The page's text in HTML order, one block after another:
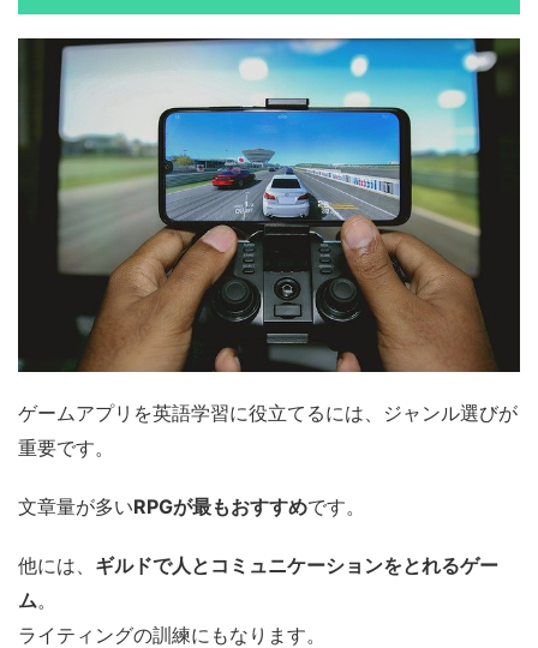
ゲームアプリを英語学習に役立てるには、ジャンル選びが
重要です。
文章量が多いRPGが最もおすすめです。
他には、 ギルドで人とコミュニケーションをとれるゲー
ム。
ライティングの訓練にもなります。